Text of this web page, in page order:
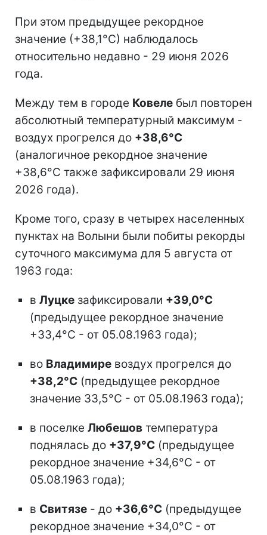
При этом предыдущее рекордное
значение (+38,1°С) наблюдалось
относительно недавно - 29 июня 2026
года.
Между тем в городе Ковеле был повторен
абсолютный температурный максимум -
воздух прогрелся до +38,6°С
(аналогичное рекордное значение
+38,6°С также зафиксировали 29 июня
2026 года).
Кроме того, сразу в четырех населенных
пунктах на Волыни были побиты рекорды
суточного максимума для 5 августа от
1963 года:
в Луцке зафиксировали +39,0°С
(предыдущее рекордное значение
+33,4°С - от 05.08.1963 года);
во Владимире воздух прогрелся до
+38,2°С (предыдущее рекордное
значение 33,5°С - от 05.08.1963 года);
в поселке Любешов температура
поднялась до +37,9°С (предыдущее
рекордное значение +34,6°С - от
05.08.1963 года);
в Свитязе - до +36,6°С (предыдущее
рекордное значение +34,0°С - от